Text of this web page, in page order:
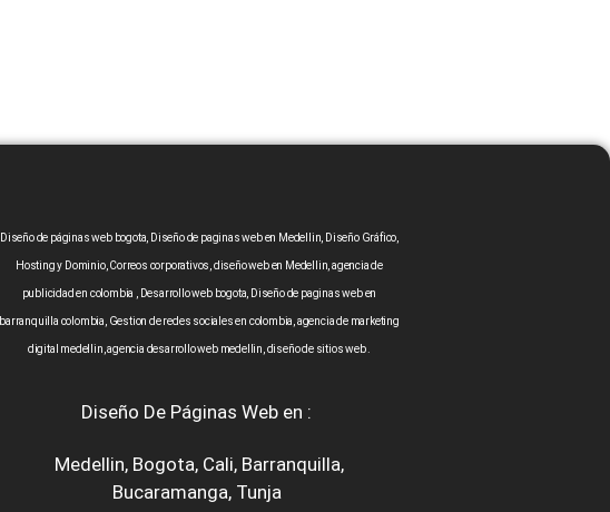
Diseño de páginas web bogota, Diseño de paginas web en Medellin, Diseño Gráfico,
Hosting y Dominio, Correos corporativos, diseño web en Medellin, agencia de
publicidad en colombia , Desarrollo web bogota, Diseño de paginas web en
barranquilla colombia, Gestion de redes sociales en colombia, agencia de marketing
digital medellin,agencia desarrollo web medellin, diseño de sitios web .
Diseño De Páginas Web en :
Medellin, Bogota, Cali, Barranquilla,
Bucaramanga, Tunja